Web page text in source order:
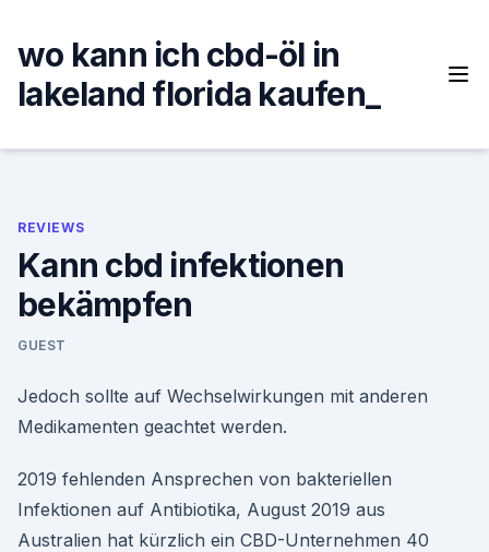
content
wo kann ich cbd-öl in
lakeland florida kaufen_
REVIEWS
Kann cbd infektionen
bekämpfen
GUEST
Jedoch sollte auf Wechselwirkungen mit anderen
Medikamenten geachtet werden.
2019 fehlenden Ansprechen von bakteriellen
Infektionen auf Antibiotika, August 2019 aus
Australien hat kürzlich ein CBD-Unternehmen 40